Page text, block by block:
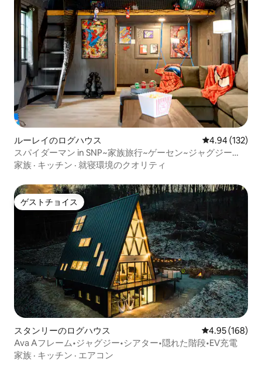
ルーレイのログハウス レビュー132
4.94 (132)
スパイダーマン in SNP~家族旅行~ゲーセン~ジャグジー
~ESVE
家族 · キッチン · 就寝環境のクオリティ
ゲストチョイス
ゲストチョイス
スタンリーのログハウス レビュー168
4.95 (168)
Ava Aフレーム•ジャグジー•シアター•隠れた階段•EV充電
家族 · キッチン · エアコン